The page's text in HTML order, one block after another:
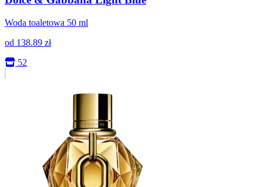
Woda toaletowa 50 ml
od 138.89 zł
52